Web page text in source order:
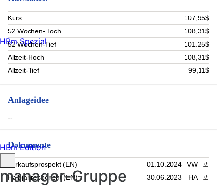
Kurs
107,95$
52 Wochen-Hoch
108,31$
52 Wochen-Tief
101,25$
Allzeit-Hoch
108,31$
Allzeit-Tief
99,11$
Anlageidee
--
Dokumente
Verkaufsprospekt (EN) 01.10.2024 VW
Halbjahresbericht (EN)
30.06.2023 HA
HBm Spezial
HBm Edition
manager-Gruppe